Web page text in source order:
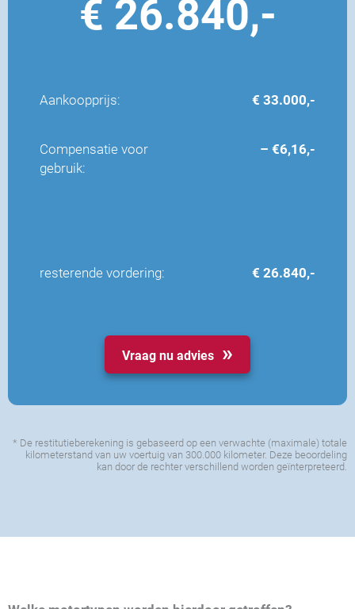
€ 26.840,-
Aankoopprijs: € 33.000,-
Compensatie voor
gebruik:
– €6,16,-
resterende vordering: € 26.840,-
Vraag nu advies
* De restitutieberekening is gebaseerd op een verwachte (maximale) totale
kilometerstand van uw voertuig van 300.000 kilometer. Deze beoordeling
kan door de rechter verschillend worden geïnterpreteerd.